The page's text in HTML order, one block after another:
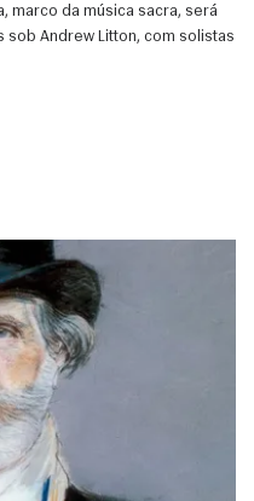
marco da música sacra, será
Andrew Litton, com solistas